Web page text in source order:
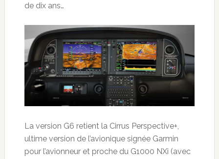
de dix ans…
La version G6 retient la Cirrus Perspective+,
ultime version de l’avionique signée Garmin
pour l’avionneur et proche du G1000 NXi (avec